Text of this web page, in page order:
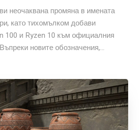
неочаквана промяна в имената
като тихомълком добави
100 и Ryzen 10 към официалния
новите обозначения,...